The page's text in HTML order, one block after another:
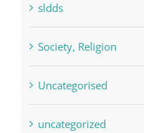
sldds
Society, Religion
Uncategorised
uncategorized